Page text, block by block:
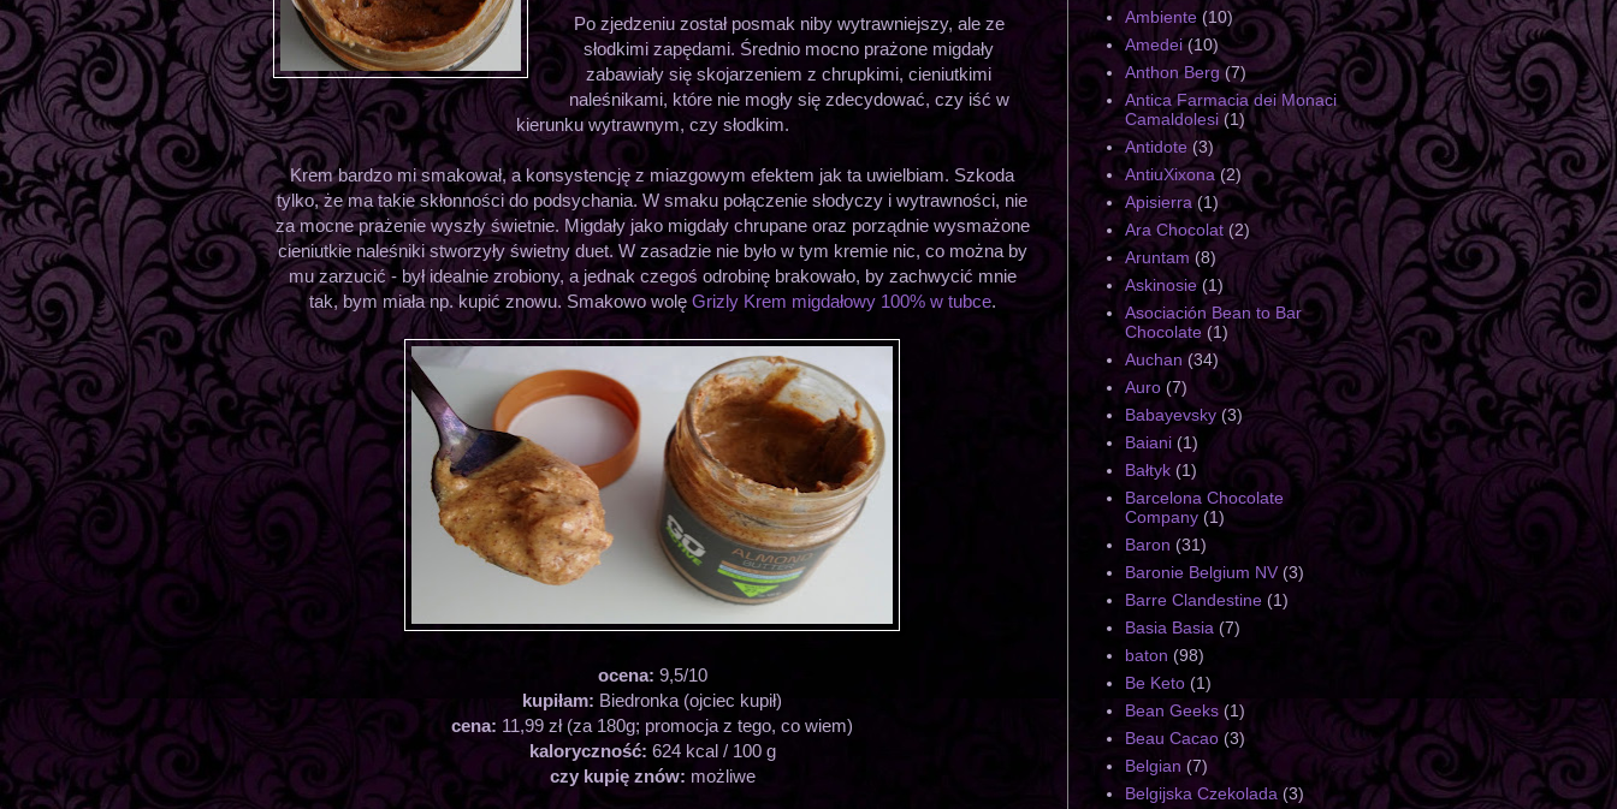
Po zjedzeniu został posmak niby wytrawniejszy, ale ze
słodkimi zapędami. Średnio mocno prażone migdały
zabawiały się skojarzeniem z chrupkimi, cieniutkimi
naleśnikami, które nie mogły się zdecydować, czy iść w
kierunku wytrawnym, czy słodkim.
Krem bardzo mi smakował, a konsystencję z miazgowym efektem jak ta uwielbiam. Szkoda
tylko, że ma takie skłonności do podsychania. W smaku połączenie słodyczy i wytrawności, nie
za mocne prażenie wyszły świetnie. Migdały jako migdały chrupane oraz porządnie wysmażone
cieniutkie naleśniki stworzyły świetny duet. W zasadzie nie było w tym kremie nic, co można by
mu zarzucić - był idealnie zrobiony, a jednak czegoś odrobinę brakowało, by zachwycić mnie
tak, bym miała np. kupić znowu. Smakowo wolę Grizly Krem migdałowy 100% w tubce.
ocena: 9,5/10
kupiłam: Biedronka (ojciec kupił)
cena: 11,99 zł (za 180g; promocja z tego, co wiem)
kaloryczność: 624 kcal / 100 g
czy kupię znów: możliwe
Ambiente (10)
Amedei (10)
Anthon Berg (7)
Antica Farmacia dei Monaci
Camaldolesi (1)
Antidote (3)
AntiuXixona (2)
Apisierra (1)
Ara Chocolat (2)
Aruntam (8)
Askinosie (1)
Asociación Bean to Bar
Chocolate (1)
Auchan (34)
Auro (7)
Babayevsky (3)
Baiani (1)
Bałtyk (1)
Barcelona Chocolate
Company (1)
Baron (31)
Baronie Belgium NV (3)
Barre Clandestine (1)
Basia Basia (7)
baton (98)
Be Keto (1)
Bean Geeks (1)
Beau Cacao (3)
Belgian (7)
Belgijska Czekolada (3)